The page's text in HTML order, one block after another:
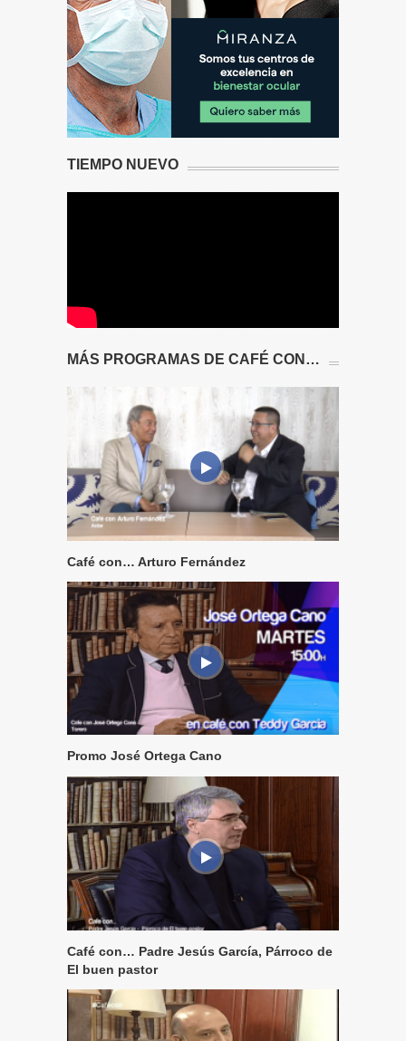
TIEMPO NUEVO
MÁS PROGRAMAS DE CAFÉ CON…
Café con… Arturo Fernández
Promo José Ortega Cano
Café con… Padre Jesús García, Párroco de
El buen pastor